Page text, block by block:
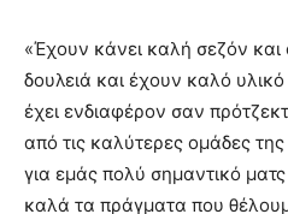
«Έχουν κάνει καλή σεζόν
δουλειά και έχουν καλό
έχει ενδιαφέρον σαν
από τις καλύτερες ομάδες
για εμάς πολύ σημαντικό
καλά τα πράγματα που